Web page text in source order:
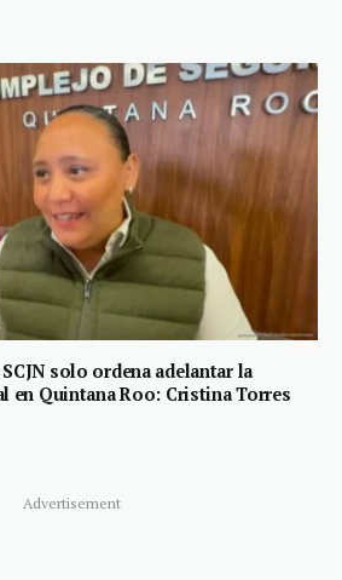
solo ordena adelantar la
en Quintana Roo: Cristina Torres
Advertisement